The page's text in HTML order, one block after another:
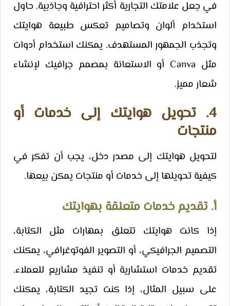
في جعل علامتك التجارية أكثر احترافية وجاذبية. حاول
استخدام ألوان وتصاميم تعكس طبيعة هوايتك
وتجذب الجمهور المستهدف. يمكنك استخدام أدوات
مثل Canva أو الاستعانة بمصمم جرافيك لإنشاء
شعار مميز.
4. تحويل هوايتك إلى خدمات أو
منتجات
لتحويل هوايتك إلى مصدر دخل، يجب أن تفكر في
كيفية تحويلها إلى خدمات أو منتجات يمكن بيعها.
أ. تقديم خدمات متعلقة بهوايتك
إذا كانت هوايتك تتعلق بمهارات مثل الكتابة،
التصميم الجرافيكي، أو التصوير الفوتوغرافي، يمكنك
تقديم خدمات استشارية أو تنفيذ مشاريع للعملاء.
على سبيل المثال، إذا كنت تجيد الكتابة، يمكنك